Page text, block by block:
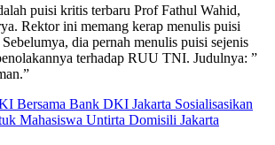
puisi kritis terbaru Prof Fathul Wahid,
Rektor ini memang kerap menulis puisi
dia pernah menulis puisi sejenis
terhadap RUU TNI. Judulnya: ”
Bersama Bank DKI Jakarta Sosialisasikan
Mahasiswa Untirta Domisili Jakarta